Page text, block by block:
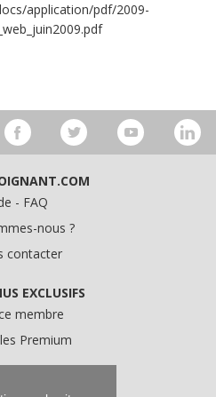
application/pdf/2009-
- FAQ
nous ?
contacter
EXCLUSIFS
membre
Premium